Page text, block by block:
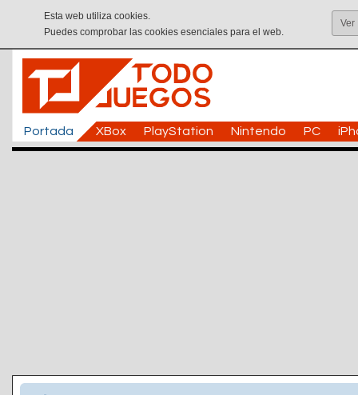
Esta web utiliza cookies.
Puedes comprobar las cookies esenciales para el web.
Ver
Portada XBox PlayStation Nintendo PC